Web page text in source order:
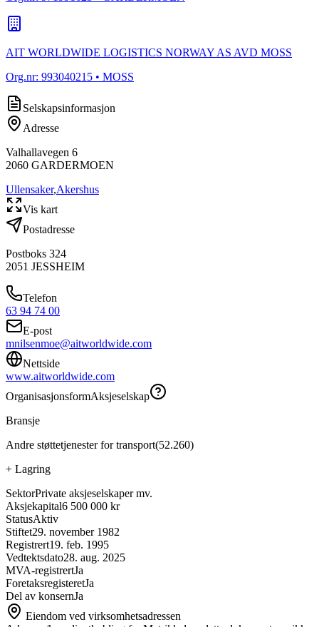
AIT WORLDWIDE LOGISTICS NORWAY AS AVD MOSS
Org.nr: 993040215 • MOSS
Selskapsinformasjon
Adresse
Valhallavegen 6
2060 GARDERMOEN
Ullensaker,Akershus
Vis kart
Postadresse
Postboks 324
2051 JESSHEIM
Telefon
63 94 74 00
E-post
mnilsenmoe@aitworldwide.com
Nettside
www.aitworldwide.com
OrganisasjonsformAksjeselskap
Bransje
Andre støttetjenester for transport(52.260)
+ Lagring
SektorPrivate aksjeselskaper mv.
Aksjekapital6 500 000 kr
StatusAktiv
Stiftet29. november 1982
Registrert19. feb. 1995
Vedtektsdato28. aug. 2025
MVA-registrertJa
ForetaksregisteretJa
Del av konsernJa
Eiendom ved virksomhetsadressen